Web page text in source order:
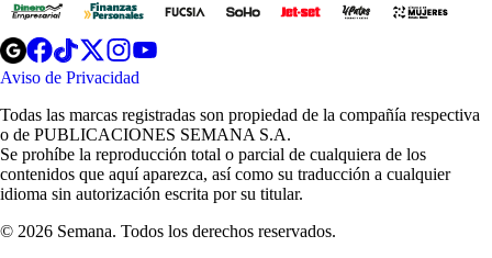
Opens
in
new
Opens
in
new
Opens
in
new
window
Opens
new
windowwindow
Aviso de Privacidad
new
window
Todas las marcas registradas son propiedad de la compañía respectiva
o de PUBLICACIONES SEMANA S.A.
Se prohíbe la reproducción total o parcial de cualquiera de los
contenidos que aquí aparezca, así como su traducción a cualquier
idioma sin autorización escrita por su titular.
© 2026 Semana. Todos los derechos reservados.